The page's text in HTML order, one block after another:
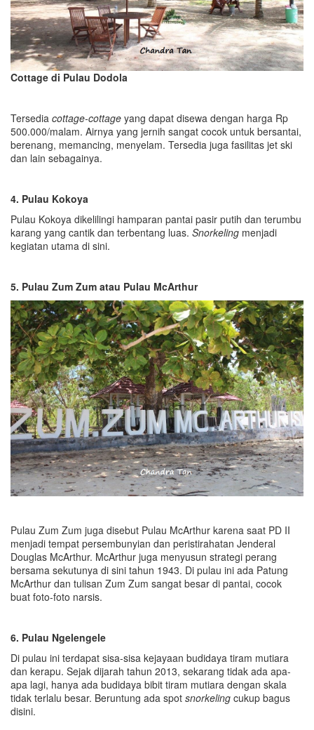
Cottage di Pulau Dodola
Tersedia cottage-cottage yang dapat disewa dengan harga Rp
500.000/malam. Airnya yang jernih sangat cocok untuk bersantai,
berenang, memancing, menyelam. Tersedia juga fasilitas jet ski
dan lain sebagainya.
4. Pulau Kokoya
Pulau Kokoya dikelilingi hamparan pantai pasir putih dan terumbu
karang yang cantik dan terbentang luas. Snorkeling menjadi
kegiatan utama di sini.
5. Pulau Zum Zum atau Pulau McArthur
Pulau Zum Zum juga disebut Pulau McArthur karena saat PD II
menjadi tempat persembunyian dan peristirahatan Jenderal
Douglas McArthur. McArthur juga menyusun strategi perang
bersama sekutunya di sini tahun 1943. Di pulau ini ada Patung
McArthur dan tulisan Zum Zum sangat besar di pantai, cocok
buat foto-foto narsis.
6. Pulau Ngelengele
Di pulau ini terdapat sisa-sisa kejayaan budidaya tiram mutiara
dan kerapu. Sejak dijarah tahun 2013, sekarang tidak ada apa-
apa lagi, hanya ada budidaya bibit tiram mutiara dengan skala
tidak terlalu besar. Beruntung ada spot snorkeling cukup bagus
disini.